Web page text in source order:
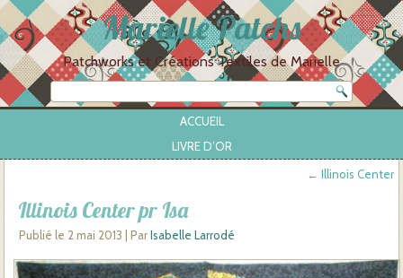
Marielle Patchs
Patchworks et Créations Textiles de Marielle
ACCUEIL
LIVRE D’OR
← Illinois Center
Illinois Center pr Isa
Publié le 2 mai 2013 |Par Isabelle Larrodé